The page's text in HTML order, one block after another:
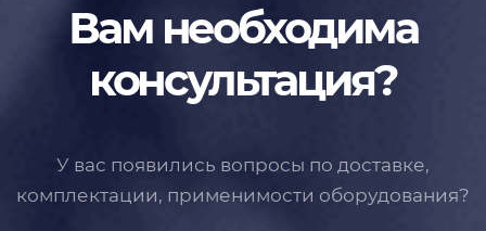
Вам необходима
консультация?
У вас появились вопросы по доставке,
комплектации, применимости оборудования?